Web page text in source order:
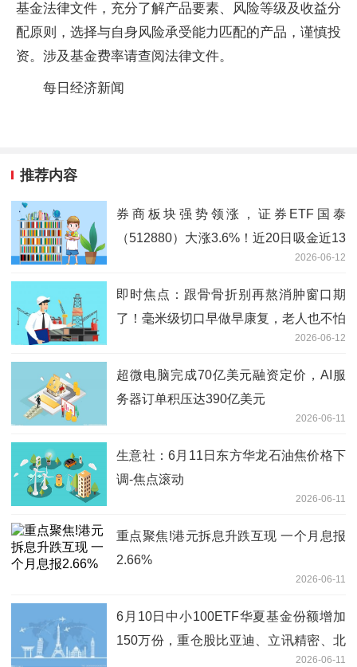
基金法律文件，充分了解产品要素、风险等级及收益分
配原则，选择与自身风险承受能力匹配的产品，谨慎投
资。涉及基金费率请查阅法律文件。
每日经济新闻
推荐内容
券商板块强势领涨，证券ETF国泰
（512880）大涨3.6%！近20日吸金近13
2026-06-12
即时焦点：跟骨骨折别再熬消肿窗口期
了！毫米级切口早做早康复，老人也不怕
2026-06-12
超微电脑完成70亿美元融资定价，AI服
务器订单积压达390亿美元
2026-06-11
生意社：6月11日东方华龙石油焦价格下
调-焦点滚动
2026-06-11
重点聚焦!港元拆息升跌互现 一个月息报
2.66%
2026-06-11
6月10日中小100ETF华夏基金份额增加
150万份，重仓股比亚迪、立讯精密、北
2026-06-11